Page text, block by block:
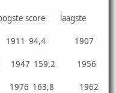
laagste
1911 94,4 1907
1947 159,2 1956
1976 163,8 1962